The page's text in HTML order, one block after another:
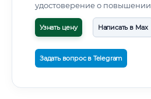
удостоверение о
Узнать цену Написать в Max
Задать вопрос в Telegram